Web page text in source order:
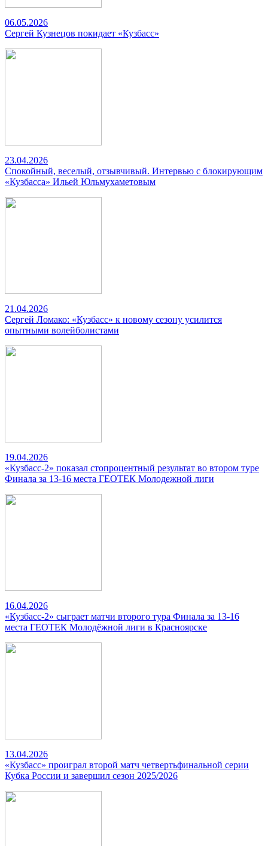
06.05.2026
Сергей Кузнецов покидает «Кузбасс»
23.04.2026
Спокойный, веселый, отзывчивый. Интервью с блокирующим
«Кузбасса» Ильей Юльмухаметовым
21.04.2026
Сергей Ломако: «Кузбасс» к новому сезону усилится
опытными волейболистами
19.04.2026
«Кузбасс-2» показал стопроцентный результат во втором туре
Финала за 13-16 места ГЕОТЕК Молодежной лиги
16.04.2026
«Кузбасс-2» сыграет матчи второго тура Финала за 13-16
места ГЕОТЕК Молодёжной лиги в Красноярске
13.04.2026
«Кузбасс» проиграл второй матч четвертьфинальной серии
Кубка России и завершил сезон 2025/2026